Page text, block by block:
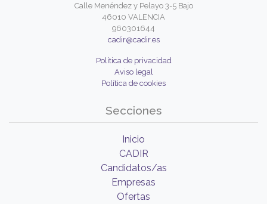
Calle Menéndez y Pelayo 3-5 Bajo
46010 VALENCIA
960301644
cadir@cadir.es
Política de privacidad
Aviso legal
Política de cookies
Secciones
Inicio
CADIR
Candidatos/as
Empresas
Ofertas